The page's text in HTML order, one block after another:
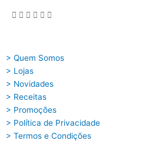
> Quem Somos
> Lojas
> Novidades
> Receitas
> Promoções
> Política de Privacidade
> Termos e Condições